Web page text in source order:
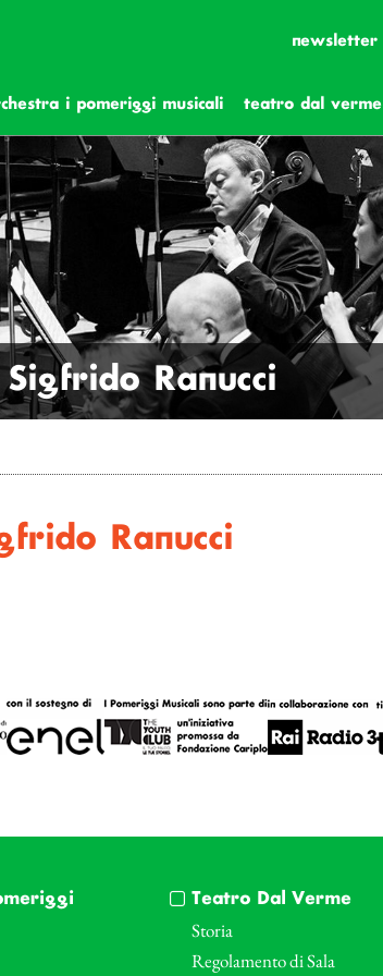
newsletter
i pomeriggi musicali teatro dal verme
Ranucci
Ranucci
Teatro Dal Verme
Storia
Regolamento di Sala